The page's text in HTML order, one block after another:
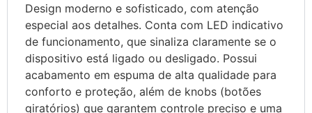
Design moderno e sofisticado, com atenção
especial aos detalhes. Conta com LED indicativo
de funcionamento, que sinaliza claramente se o
dispositivo está ligado ou desligado. Possui
acabamento em espuma de alta qualidade para
conforto e proteção, além de knobs (botões
giratórios) que garantem controle preciso e uma